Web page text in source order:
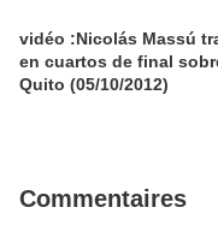
vidéo :Nicolás Massú
en cuartos de final
Quito (05/10/2012)
Commentaires